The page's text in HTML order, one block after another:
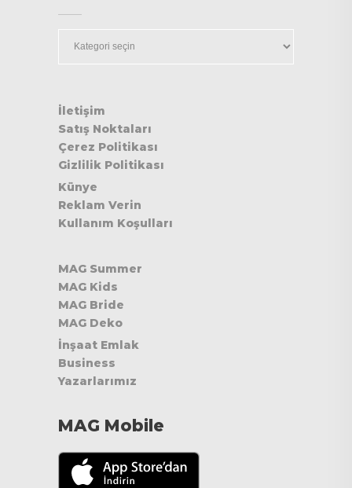
İletişim
Satış Noktaları
Çerez Politikası
Gizlilik Politikası
Künye
Reklam Verin
Kullanım Koşulları
MAG Summer
MAG Kids
MAG Bride
MAG Deko
İnşaat Emlak
Business
Yazarlarımız
MAG Mobile